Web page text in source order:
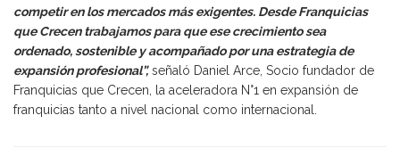
competir en los mercados más exigentes. Desde Franquicias
que Crecen trabajamos para que ese crecimiento sea
ordenado, sostenible y acompañado por una estrategia de
expansión profesional”, señaló Daniel Arce, Socio fundador de
Franquicias que Crecen, la aceleradora N°1 en expansión de
franquicias tanto a nivel nacional como internacional.